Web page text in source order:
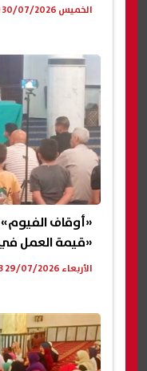
الخميس 30/07/2026 09:49 م
«قيمة العمل في
الأربعاء 29/07/2026 10:43 ص